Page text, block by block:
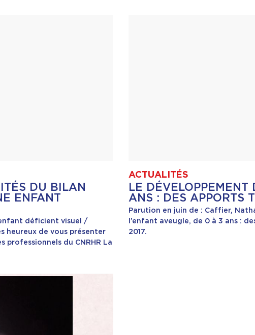
DU BILAN
ENFANT
déficient visuel /
heureux de vous présenter
du CNRHR La
ACTUALITÉS
LE DÉVELOPPEMENT
ANS : DES APPORTS
Parution en juin de : Caffier,
l’enfant aveugle, de 0 à 3 ans :
2017.